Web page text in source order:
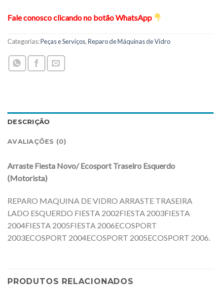
Fale conosco clicando no botão WhatsApp
Categorias:Peças e Serviços,Reparo de Máquinas de Vidro
DESCRIÇÃO
AVALIAÇÕES (0)
Arraste Fiesta Novo/ Ecosport Traseiro Esquerdo
(Motorista)
REPARO MAQUINA DE VIDRO ARRASTE TRASEIRA
LADO ESQUERDO FIESTA 2002FIESTA 2003FIESTA
2004FIESTA 2005FIESTA 2006ECOSPORT
2003ECOSPORT 2004ECOSPORT 2005ECOSPORT 2006.
PRODUTOS RELACIONADOS